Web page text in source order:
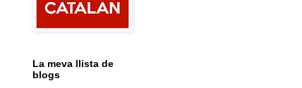
La meva llista de
blogs